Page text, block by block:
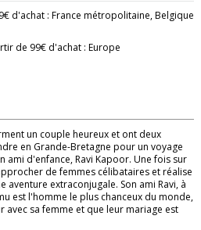
d'achat : France métropolitaine, Belgique
de 99€ d'achat : Europe
un couple heureux et ont deux
en Grande-Bretagne pour un voyage
d'enfance, Ravi Kapoor. Une fois sur
de femmes célibataires et réalise
aventure extraconjugale. Son ami Ravi, à
est l'homme le plus chanceux du monde,
sa femme et que leur mariage est